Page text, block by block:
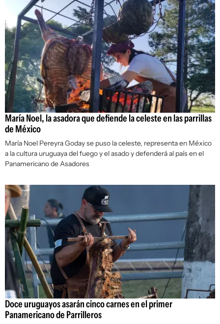
María Noel, la asadora que defiende la celeste en las parrillas
de México
María Noel Pereyra Goday se puso la celeste, representa en México
a la cultura uruguaya del fuego y el asado y defenderá al país en el
Panamericano de Asadores
Doce uruguayos asarán cinco carnes en el primer
Panamericano de Parrilleros